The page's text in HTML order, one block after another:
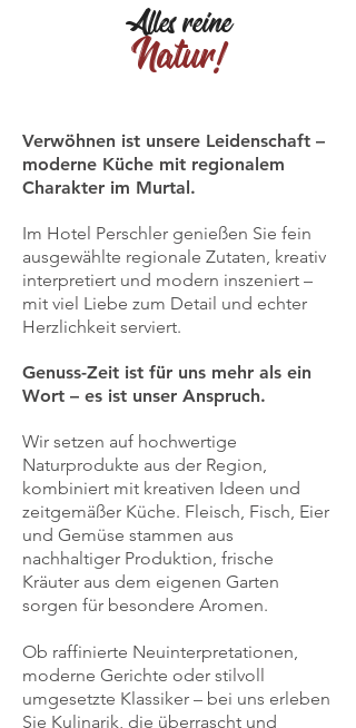
Alles reine
Natur!
Verwöhnen ist unsere Leidenschaft –
moderne Küche mit regionalem
Charakter im Murtal.
Im Hotel Perschler genießen Sie fein
ausgewählte regionale Zutaten, kreativ
interpretiert und modern inszeniert –
mit viel Liebe zum Detail und echter
Herzlichkeit serviert.
Genuss-Zeit ist für uns mehr als ein
Wort – es ist unser Anspruch.
Wir setzen auf hochwertige
Naturprodukte aus der Region,
kombiniert mit kreativen Ideen und
zeitgemäßer Küche. Fleisch, Fisch, Eier
und Gemüse stammen aus
nachhaltiger Produktion, frische
Kräuter aus dem eigenen Garten
sorgen für besondere Aromen.
Ob raffinierte Neuinterpretationen,
moderne Gerichte oder stilvoll
umgesetzte Klassiker – bei uns erleben
Sie Kulinarik, die überrascht und